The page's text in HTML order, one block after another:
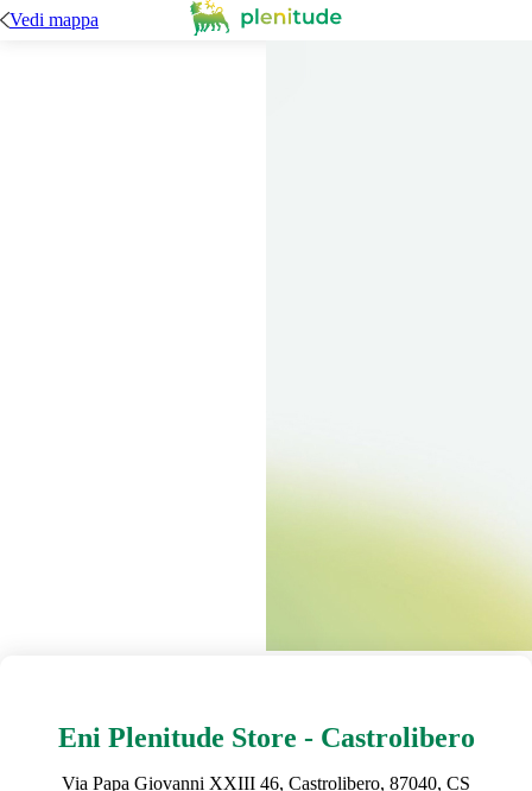
Vedi mappa
Eni Plenitude Store - Castrolibero
Via Papa Giovanni XXIII 46, Castrolibero, 87040, CS